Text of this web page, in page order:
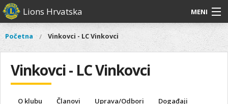
Skoči
na
sadržaj
Lions Hrvatska MENI
O nama
Naši projekti
Aktivnosti
Glavni
O
nama
Distrikt
126
Vi
ste
ovdje
Početna Vinkovci - LC Vinkovci
Vinkovci - LC Vinkovci
O klubu Članovi Uprava/Odbori Događaji